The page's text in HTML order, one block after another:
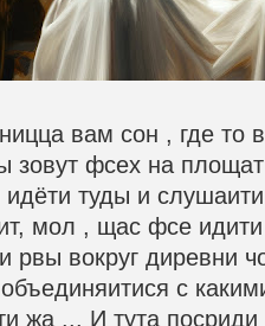
вам сон , где то
зовут фсех на
идёти туды и
мол , щас фсе
рвы вокруг диревни
с
жа ... И тута